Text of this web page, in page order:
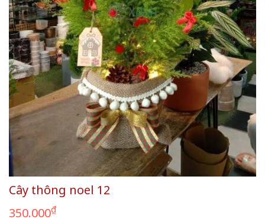
Cây thông noel 12
350.000₫